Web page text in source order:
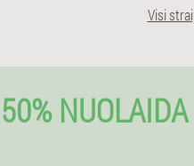
Visi
NUOLAIDA